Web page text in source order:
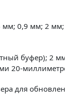
0,9 мм; 2 мм;
буфер); 2
20-
для